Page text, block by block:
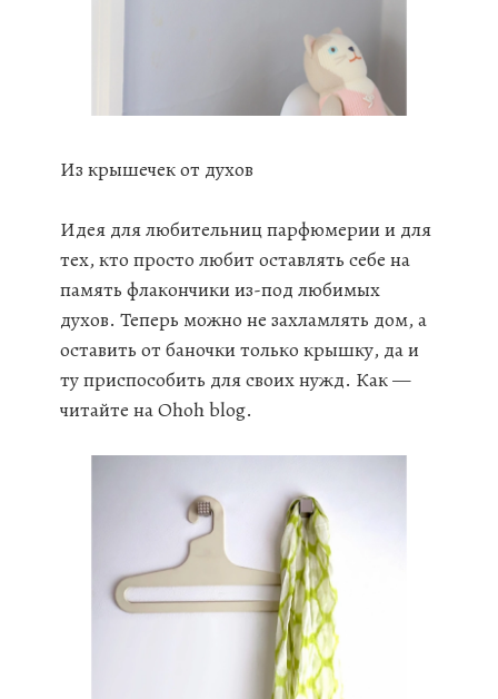
Из крышечек от духов
Идея для любительниц парфюмерии и для
тех, кто просто любит оставлять себе на
память флакончики из-под любимых
духов. Теперь можно не захламлять дом, а
оставить от баночки только крышку, да и
ту приспособить для своих нужд. Как —
читайте на Ohoh blog.